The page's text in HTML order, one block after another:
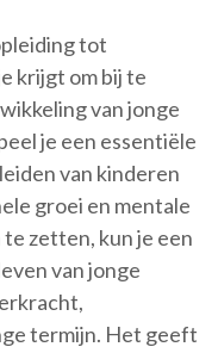
tot
krijgt om bij te
van jonge
je een essentiële
van kinderen
groei en mentale
zetten, kun je een
van jonge
termijn. Het geeft